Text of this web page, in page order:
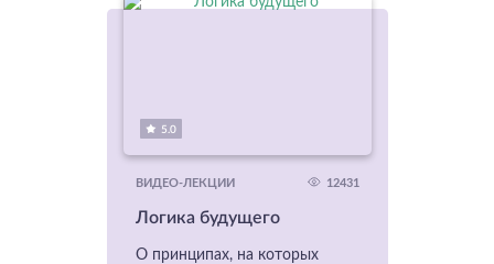
5.0
ВИДЕО-ЛЕКЦИИ 12431
Логика будущего
О принципах, на которых